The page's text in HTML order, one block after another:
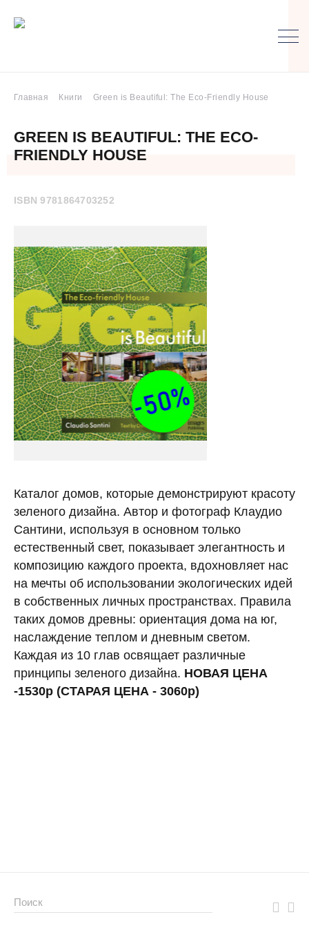
Главная Книги Green is Beautiful: The Eco-Friendly House
GREEN IS BEAUTIFUL: THE ECO-
FRIENDLY HOUSE
ISBN 9781864703252
Каталог домов, которые демонстрируют красоту
зеленого дизайна. Автор и фотограф Клаудио
Сантини, используя в основном только
естественный свет, показывает элегантность и
композицию каждого проекта, вдохновляет нас
на мечты об использовании экологических идей
в собственных личных пространствах. Правила
таких домов древны: ориентация дома на юг,
наслаждение теплом и дневным светом.
Каждая из 10 глав освящает различные
принципы зеленого дизайна. НОВАЯ ЦЕНА
-1530р (СТАРАЯ ЦЕНА - 3060р)